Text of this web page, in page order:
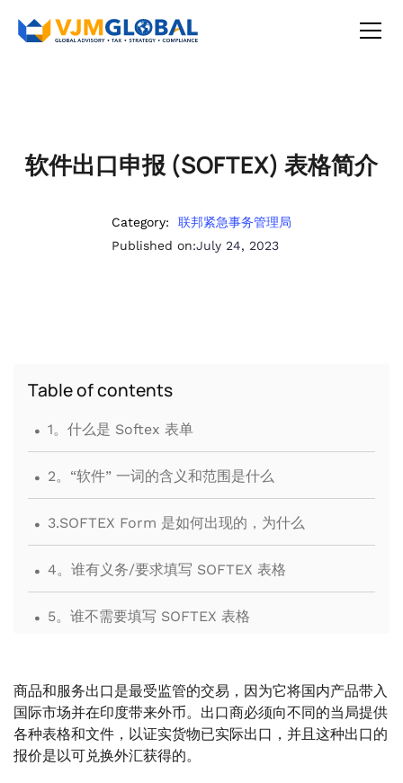
软件出口申报 (SOFTEX) 表格简介
Category:
联邦紧急事务管理局
Published on:July 24, 2023
Table of contents
. 1。什么是 Softex 表单
. 2。“软件” 一词的含义和范围是什么
. 3.SOFTEX Form 是如何出现的，为什么
. 4。谁有义务/要求填写 SOFTEX 表格
. 5。谁不需要填写 SOFTEX 表格
. 7。填写SOFTEX表格的周期和时限是多少
. 8。联邦紧急事务管理局对SOFTEX表格的义务是什
商品和服务出口是最受监管的交易，因为它将国内产品带入
国际市场并在印度带来外币。出口商必须向不同的当局提供
各种表格和文件，以证实货物已实际出口，并且这种出口的
报价是以可兑换外汇获得的。